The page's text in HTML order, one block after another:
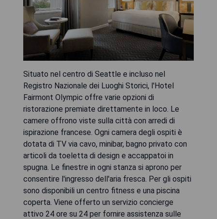
Situato nel centro di Seattle e incluso nel
Registro Nazionale dei Luoghi Storici, l'Hotel
Fairmont Olympic offre varie opzioni di
ristorazione premiate direttamente in loco. Le
camere offrono viste sulla città con arredi di
ispirazione francese. Ogni camera degli ospiti è
dotata di TV via cavo, minibar, bagno privato con
articoli da toeletta di design e accappatoi in
spugna. Le finestre in ogni stanza si aprono per
consentire l'ingresso dell'aria fresca. Per gli ospiti
sono disponibili un centro fitness e una piscina
coperta. Viene offerto un servizio concierge
attivo 24 ore su 24 per fornire assistenza sulle